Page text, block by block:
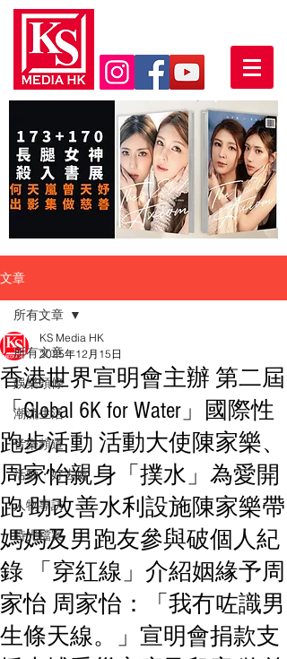
文章
所有文章
娛樂頭條
潮流生活
音樂頻道
活動・好去處
人物專訪
時光檔案
所有文章
香港世界宣明會主辦 第二屆
「Global 6K for Water」國際性
跑步活動 活動大使陳家樂、
周家怡親身「撲水」為愛開
跑 助改善水利設施陳家樂帶
媽媽及男跑友參與破個人紀
錄 「穿紅線」介紹姻緣予周
家怡 周家怡：「我冇咗識男
生條天線。」宣明會捐款支
KS Media HK
2025年12月15日